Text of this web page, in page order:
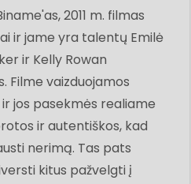
2011 m. filmas
ir jame yra talentų Emilė
ir Kelly Rowan
Filme vaizduojamos
jos pasekmės realiame
ir autentiškos, kad
nerimą. Tas pats
kitus pažvelgti į